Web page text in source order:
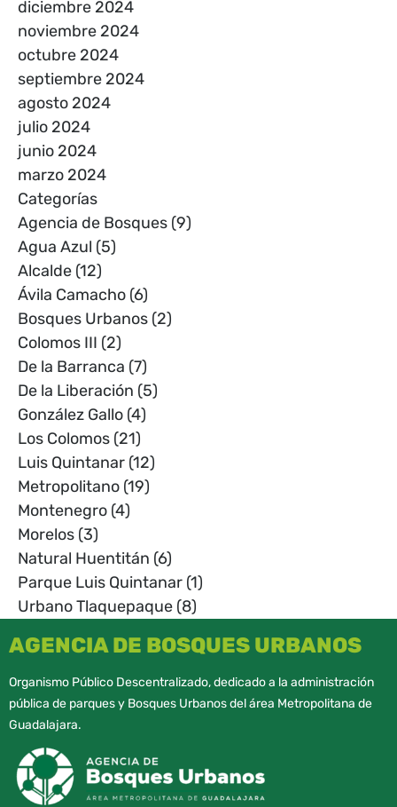
diciembre 2024
noviembre 2024
octubre 2024
septiembre 2024
agosto 2024
julio 2024
junio 2024
marzo 2024
Categorías
Agencia de Bosques (9)
Agua Azul (5)
Alcalde (12)
Ávila Camacho (6)
Bosques Urbanos (2)
Colomos III (2)
De la Barranca (7)
De la Liberación (5)
González Gallo (4)
Los Colomos (21)
Luis Quintanar (12)
Metropolitano (19)
Montenegro (4)
Morelos (3)
Natural Huentitán (6)
Parque Luis Quintanar (1)
Urbano Tlaquepaque (8)
AGENCIA DE BOSQUES URBANOS
Organismo Público Descentralizado, dedicado a la administración
pública de parques y Bosques Urbanos del área Metropolitana de
Guadalajara.